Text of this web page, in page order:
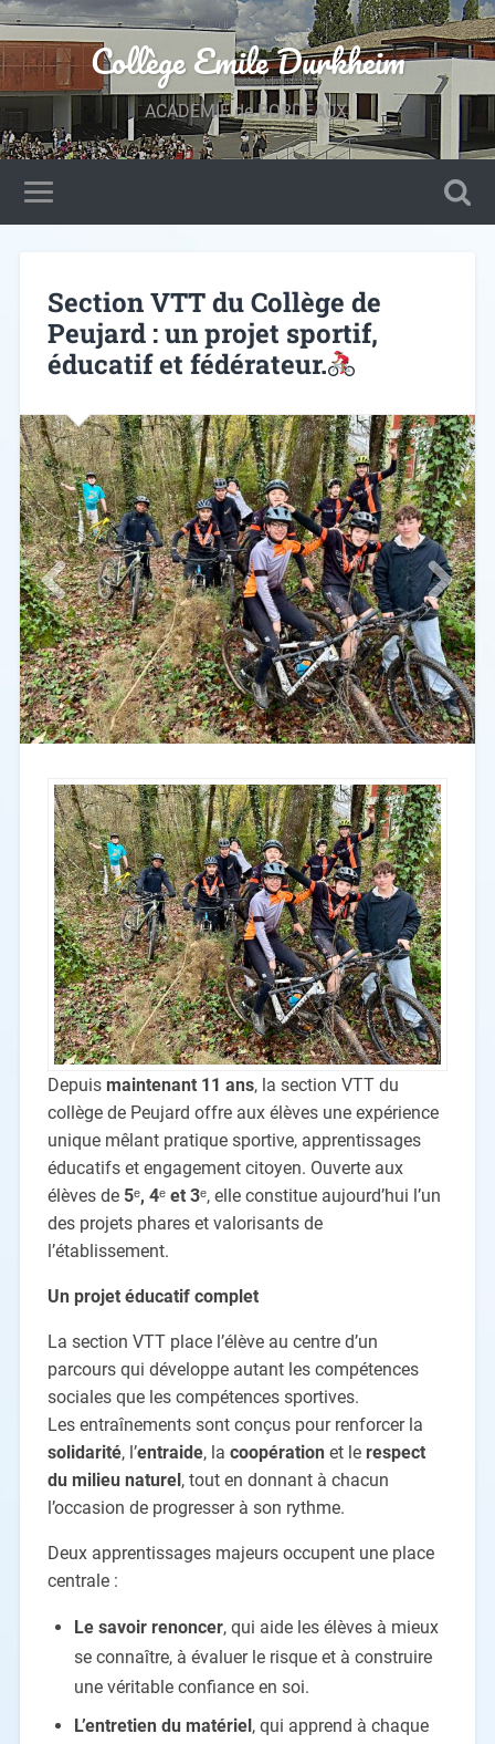
Collège Emile Durkheim
ACADEMIE de BORDEAUX.
Section VTT du Collège de
Peujard : un projet sportif,
éducatif et fédérateur.
Depuis maintenant11 ans, la section VTT du
collège de Peujard offre aux élèves une expérience
unique mêlant pratique sportive, apprentissages
éducatifs et engagement citoyen. Ouverte aux
élèves de 5ᵉ, 4ᵉet 3ᵉ, elle constitue aujourd’hui l’un
des projets phares et valorisants de
l’établissement.
Un projet éducatif complet
La section VTT place l’élève au centre d’un
parcours qui développe autant les compétences
sociales que les compétences sportives.
Les entraînements sont conçus pour renforcer la
solidarité, l’entraide, la coopérationet le respect
du milieu naturel , tout en donnant à chacun
l’occasion de progresser à son rythme.
Deux apprentissages majeurs occupent une place
centrale :
Le savoir renoncer, qui aide les élèves à mieux
se connaître, à évaluer le risque et à construire
une véritable confiance en soi.
L’entretien du matériel , qui apprend à chaque